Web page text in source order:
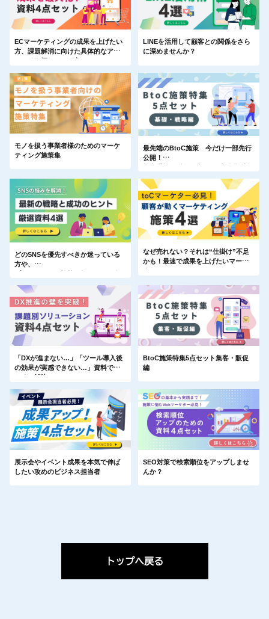
ECマーケティングの成果を上げたい
方、課題解消に向けた具体的なアプ
LINEを活用して顧客との関係をさら
に深めませんか？
モノを扱う事業者様のためのマーケ
ティング施策集
最先端のBtoC施策 今だけ一部先行
公開！
“明日から使える”ポイントを厳選公
開
どのSNSを優先すべきか迷っている
方や、
なぜ売れない？それは“仕掛け”不足
かも！最速で成果を上げたいマーケ
「DXが進まない…」「ツール導入後
の効果が実感できない…」資料でま
BtoC施策特集5点セット集客・販促
編
展示会やイベント成果を本気で伸ば
したい攻めのビジネス担当者
SEO対策で検索順位をアップしませ
んか？
トップへ戻る